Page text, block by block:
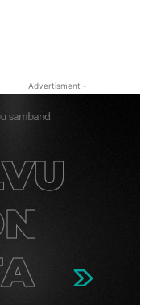
- Advertisment -